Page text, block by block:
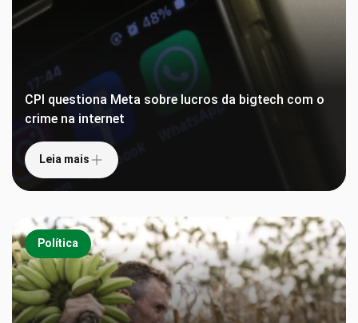
CPI questiona Meta sobre lucros da bigtech com o
crime na internet
Leia mais
Política